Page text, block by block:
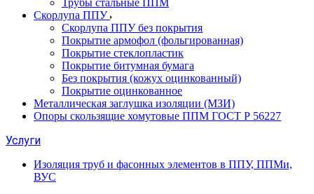
Трубы стальные ППМ
Скорлупа ППУ
Скорлупа ППУ без покрытия
Покрытие армофол (фольгированная)
Покрытие стеклопластик
Покрытие битумная бумага
Без покрытия (кожух оцинкованный)
Покрытие оцинкованное
Металлическая заглушка изоляции (МЗИ)
Опоры скользящие хомутовые ППМ ГОСТ Р 56227
Услуги
Изоляция труб и фасонных элементов в ППУ, ППМи,
ВУС